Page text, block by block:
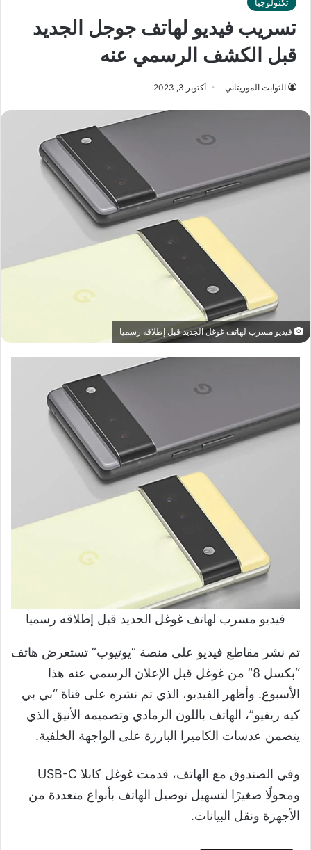
تسريب فيديو لهاتف جوجل الجديد
قبل الكشف الرسمي عنه
الثوابت الموريتاني أكتوبر 3, 2023
فيديو مسرب لهاتف غوغل الجديد قبل إطلاقه رسميا
فيديو مسرب لهاتف غوغل الجديد قبل إطلاقه رسميا
تم نشر مقاطع فيديو على منصة “يوتيوب” تستعرض هاتف
“بكسل 8” من غوغل قبل الإعلان الرسمي عنه هذا
الأسبوع. وأظهر الفيديو، الذي تم نشره على قناة “بي بي
كيه ريفيو”، الهاتف باللون الرمادي وتصميمه الأنيق الذي
يتضمن عدسات الكاميرا البارزة على الواجهة الخلفية.
وفي الصندوق مع الهاتف، قدمت غوغل كابلا USB-C
ومحولًا صغيرًا لتسهيل توصيل الهاتف بأنواع متعددة من
الأجهزة ونقل البيانات.